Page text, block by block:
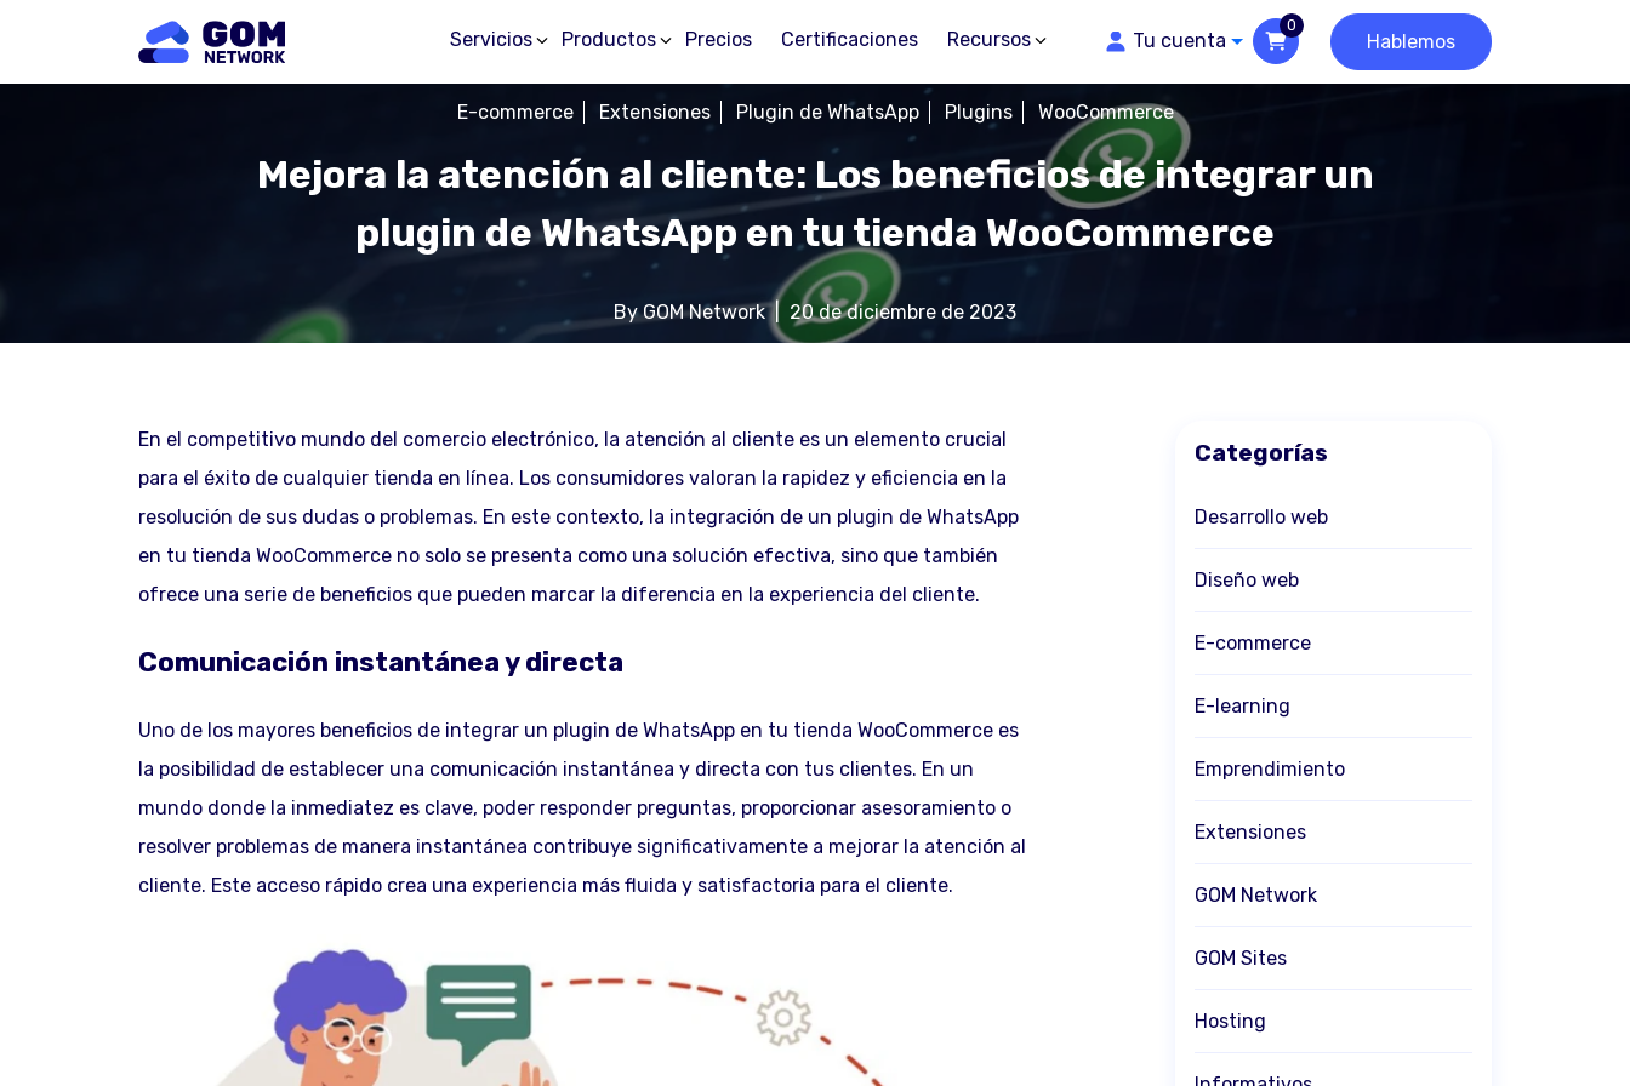
Servicios Productos Precios Certificaciones Recursos Tu cuenta
0
Hablemos
Mejora la atención al cliente: Los beneficios de integrar un
plugin de WhatsApp en tu tienda WooCommerce
E-commerce Extensiones Plugin de WhatsApp Plugins WooCommerce
ByGOM Network | 20 de diciembre de 2023
En el competitivo mundo del comercio electrónico, la atención al cliente es un elemento crucial
para el éxito de cualquier tienda en línea. Los consumidores valoran la rapidez y eficiencia en la
resolución de sus dudas o problemas. En este contexto, la integración de un plugin de WhatsApp
en tu tienda WooCommerce no solo se presenta como una solución efectiva, sino que también
ofrece una serie de beneficios que pueden marcar la diferencia en la experiencia del cliente.
Comunicación instantánea y directa
Uno de los mayores beneficios de integrar un plugin de WhatsApp en tu tienda WooCommerce es
la posibilidad de establecer una comunicación instantánea y directa con tus clientes. En un
mundo donde la inmediatez es clave, poder responder preguntas, proporcionar asesoramiento o
resolver problemas de manera instantánea contribuye significativamente a mejorar la atención al
cliente. Este acceso rápido crea una experiencia más fluida y satisfactoria para el cliente.
Categorías
Desarrollo web
Diseño web
E-commerce
E-learning
Emprendimiento
Extensiones
GOM Network
GOM Sites
Hosting